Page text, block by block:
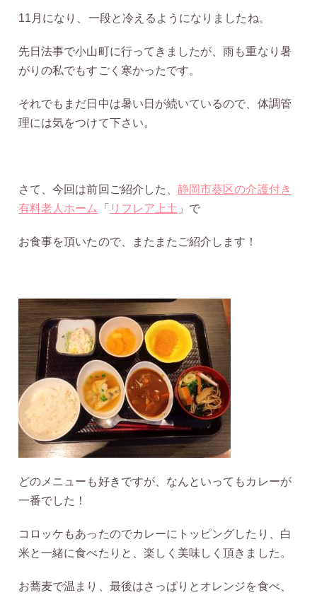
11月になり、一段と冷えるようになりましたね。
先日法事で小山町に行ってきましたが、雨も重なり暑
がりの私でもすごく寒かったです。
それでもまだ日中は暑い日が続いているので、体調管
理には気をつけて下さい。
さて、今回は前回ご紹介した、静岡市葵区の介護付き
有料老人ホーム
「 リフレア上土 」で
お食事を頂いたので、またまたご紹介します！
どのメニューも好きですが、なんといってもカレーが
一番でした！
コロッケもあったのでカレーにトッピングしたり、白
米と一緒に食べたりと、楽しく美味しく頂きました。
お蕎麦で温まり、最後はさっぱりとオレンジを食べ、